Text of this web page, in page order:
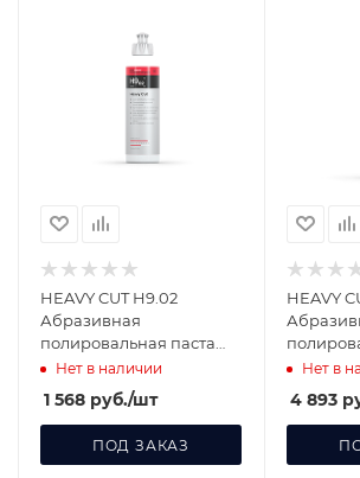
HEAVY CUT H9.02
Абразивная
полировальная паста
для твёрдых лаков 250
мл 458250
Нет в наличии
1 568 руб./шт
ПОД ЗАКАЗ
HEAVY
дляНет в
4 893